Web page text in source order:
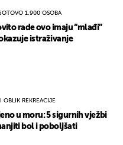
1.900 OSOBA
rade ovo imaju “mlađi”
istraživanje
OBLIK REKREACIJE
u moru: 5 sigurnih vježbi
bol i poboljšati